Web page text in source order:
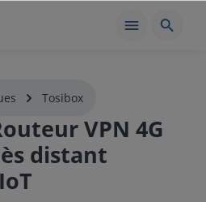
Tosibox
VPN 4G
distant